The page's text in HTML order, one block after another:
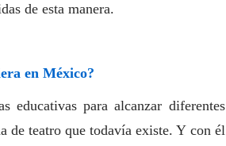
de esta manera.
en México?
educativas para alcanzar diferentes
de teatro que todavía existe. Y con él